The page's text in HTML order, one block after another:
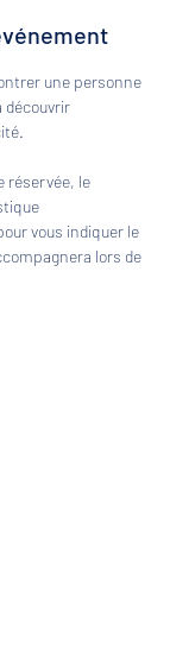
une personne
découvrir
réservée, le
vous indiquer le
lors de